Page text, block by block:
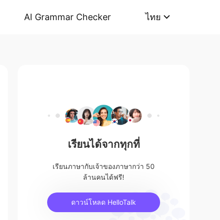
AI Grammar Checker ไทย
เรียนได้จากทุกที่
เรียนภาษากับเจ้าของภาษากว่า 50
ล้านคนได้ฟรี!
ดาวน์โหลด HelloTalk